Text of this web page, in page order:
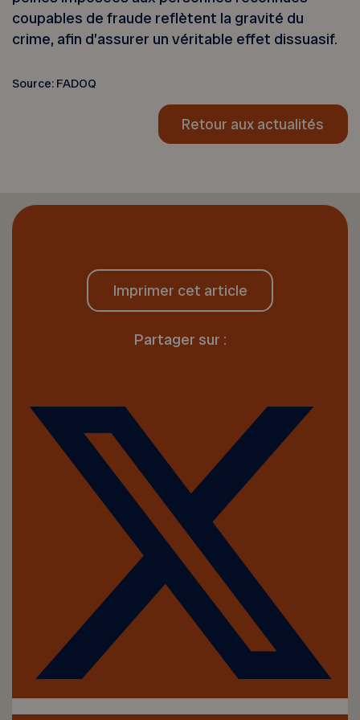
coupables de fraude reflètent la gravité du
crime, afin d’assurer un véritable effet dissuasif.
Source: FADOQ
Retour aux actualités
Imprimer cet article
Partager sur :